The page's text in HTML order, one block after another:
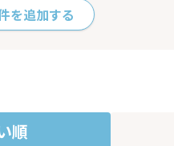
を追加する
順